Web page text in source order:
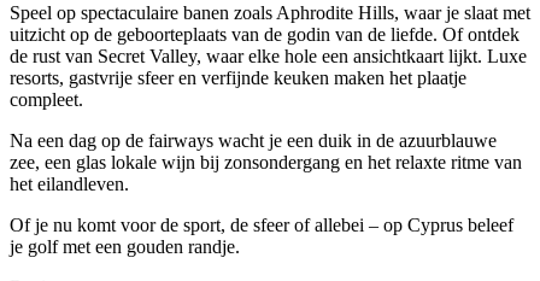
Speel op spectaculaire banen zoals Aphrodite Hills, waar je slaat met
uitzicht op de geboorteplaats van de godin van de liefde. Of ontdek
de rust van Secret Valley, waar elke hole een ansichtkaart lijkt. Luxe
resorts, gastvrije sfeer en verfijnde keuken maken het plaatje
compleet.
Na een dag op de fairways wacht je een duik in de azuurblauwe
zee, een glas lokale wijn bij zonsondergang en het relaxte ritme van
het eilandleven.
Of je nu komt voor de sport, de sfeer of allebei – op Cyprus beleef
je golf met een gouden randje.